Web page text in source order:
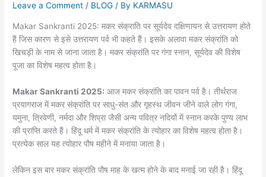
Leave a Comment / BLOG / By KARMASU
Makar Sankranti 2025: मकर संक्राति पर सूर्यदेव दक्षिणायन से उत्तरायण होते
हैं जिस कारण से इसे उत्तरायण पर्व भी कहते हैं। इसके अलावा मकर संक्रांति को
खिचड़ी के नाम से जाना जाता है। मकर संक्रांति पर गंगा स्नान, सूर्यदेव की विशेष
पूजा का विशेष महत्व होता है।
Makar Sankranti 2025: आज मकर संक्रांति का पावन पर्व है। तीर्थराज
प्रयागराज में मकर संक्रांति पर साधु-संत और गृहस्थ जीवन जीने वाले लोग गंगा,
यमुना, त्रिवेणी, नर्मदा और शिप्रा जैसी अन्य पवित्र नदियों में स्नान करके पुण्य लाभ
की प्राप्ति करते हैं। हिंदू धर्म में मकर संक्रांति के त्योहार का विशेष महत्व होता है।
प्रत्येक साल यह त्योहार पौष महीने में मनाया जाता है।
लेकिन इस बार मकर संक्रांति पौष माह के खत्म होने के बाद मनाई जा रही है। हिंदू